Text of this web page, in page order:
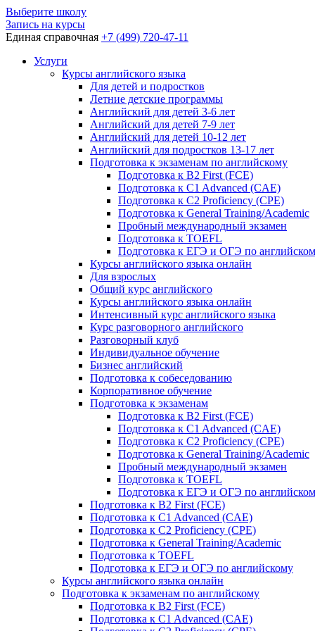
Выберите школу
Запись на курсы
Единая справочная +7 (499) 720-47-11
Услуги
Курсы английского языка
Для детей и подростков
Летние детские программы
Английский для детей 3-6 лет
Английский для детей 7-9 лет
Английский для детей 10-12 лет
Английский для подростков 13-17 лет
Подготовка к экзаменам по английскому
Подготовка к B2 First (FCE)
Подготовка к C1 Advanced (CAE)
Подготовка к C2 Proficiency (CPE)
Подготовка к General Training/Academic
Пробный международный экзамен
Подготовка к TOEFL
Подготовка к ЕГЭ и ОГЭ по
Курсы английского языка онлайн
Для взрослых
Общий курс английского
Курсы английского языка онлайн
Интенсивный курс английского языка
Курс разговорного английского
Разговорный клуб
Индивидуальное обучение
Бизнес английский
Подготовка к собеседованию
Корпоративное обучение
Подготовка к экзаменам
Подготовка к B2 First (FCE)
Подготовка к C1 Advanced (CAE)
Подготовка к C2 Proficiency (CPE)
Подготовка к General Training/Academic
Пробный международный экзамен
Подготовка к TOEFL
Подготовка к ЕГЭ и ОГЭ по
Подготовка к B2 First (FCE)
Подготовка к C1 Advanced (CAE)
Подготовка к C2 Proficiency (CPE)
Подготовка к General Training/Academic
Подготовка к TOEFL
Подготовка к ЕГЭ и ОГЭ по английскому
Курсы английского языка онлайн
Подготовка к экзаменам по английскому
Подготовка к B2 First (FCE)
Подготовка к C1 Advanced (CAE)